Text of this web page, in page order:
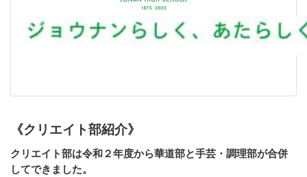
《クリエイト部紹介》
クリエイト部は令和２年度から華道部と手芸・調理部が合併
してできました。